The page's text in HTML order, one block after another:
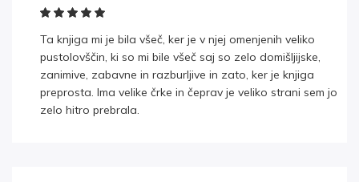
Ta knjiga mi je bila všeč, ker je v njej omenjenih veliko
pustolovščin, ki so mi bile všeč saj so zelo domišljijske,
zanimive, zabavne in razburljive in zato, ker je knjiga
preprosta. Ima velike črke in čeprav je veliko strani sem jo
zelo hitro prebrala.